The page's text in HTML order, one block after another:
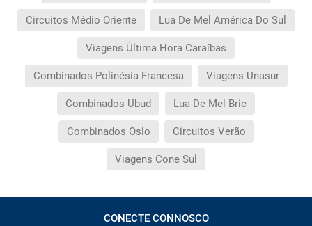
Circuitos Médio Oriente Lua De Mel América Do Sul
Viagens Última Hora Caraíbas
Combinados Polinésia Francesa Viagens Unasur
Combinados Ubud Lua De Mel Bric
Combinados Oslo Circuitos Verão
Viagens Cone Sul
CONECTE CONNOSCO